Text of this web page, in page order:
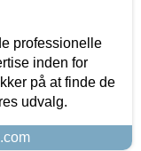
professionelle
inden for
på at finde de
udvalg.